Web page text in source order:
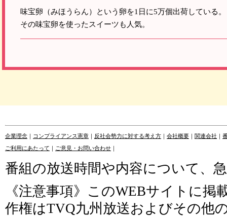
味宝卵（みほうらん）という卵を1日に5万個出荷している。
その味宝卵を使ったスイーツも人気。
企業理念 ｜ コンプライアンス憲章 ｜ 反社会勢力に対する考え方 ｜ 会社概要 ｜ 関連会社 ｜
ご利用にあたって ｜ ご意見・お問い合わせ ｜
番組の放送時間や内容について、
《注意事項》このWEBサイトに
作権はTVQ九州放送およびその他